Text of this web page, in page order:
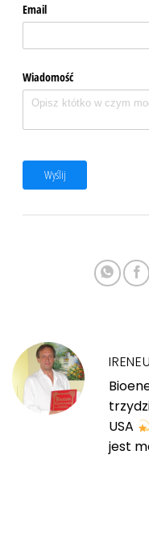
Email
Wiadomość
Wyślij
USA
jest